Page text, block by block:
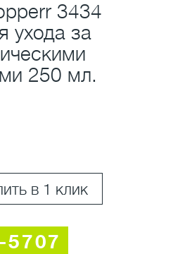
3434
ухода за
250 мл.
в 1 клик
5707